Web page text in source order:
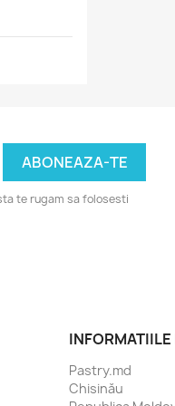
te rugam sa folosesti
Pastry.md
Chisinău